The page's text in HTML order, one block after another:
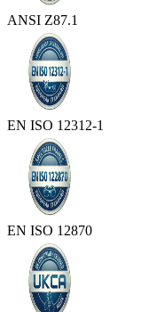
ANSI Z87.1
EN ISO 12312-1
EN ISO 12870